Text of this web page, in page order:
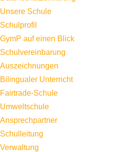
Unsere Schule
Schulprofil
GymP auf einen Blick
Schulvereinbarung
Auszeichnungen
Bilingualer Unterricht
Fairtrade-Schule
Umweltschule
Ansprechpartner
Schulleitung
Verwaltung